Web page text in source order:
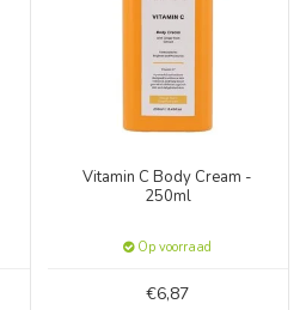
Vitamin C Body Cream -
250ml
Op voorraad
€6,87